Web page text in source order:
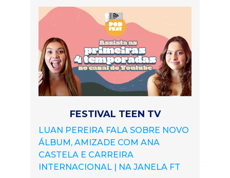
FESTIVAL TEEN TV
LUAN PEREIRA FALA SOBRE NOVO
ÁLBUM, AMIZADE COM ANA
CASTELA E CARREIRA
INTERNACIONAL | NA JANELA FT